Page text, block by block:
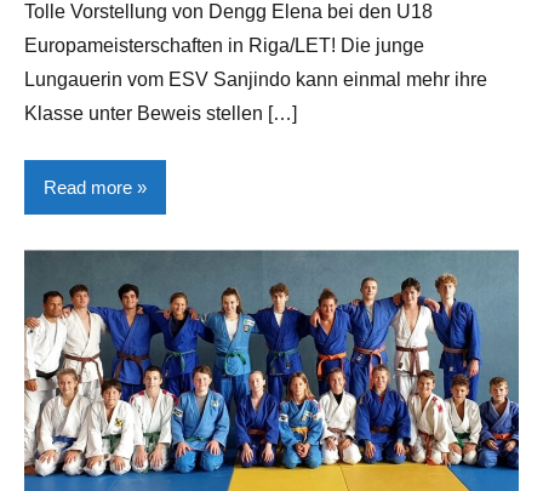
Tolle Vorstellung von Dengg Elena bei den U18
Europameisterschaften in Riga/LET! Die junge
Lungauerin vom ESV Sanjindo kann einmal mehr ihre
Klasse unter Beweis stellen […]
Read more